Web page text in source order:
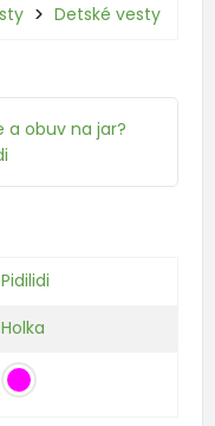
Detské vesty
a obuv na jar?
Pidilidi
Holka